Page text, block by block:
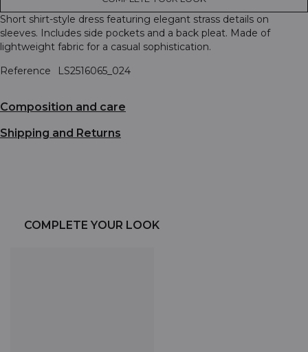
Short shirt-style dress featuring elegant strass details on
sleeves. Includes side pockets and a back pleat. Made of
lightweight fabric for a casual sophistication.
Reference
LS2516065_024
Composition and care
Shipping and Returns
COMPLETE YOUR LOOK